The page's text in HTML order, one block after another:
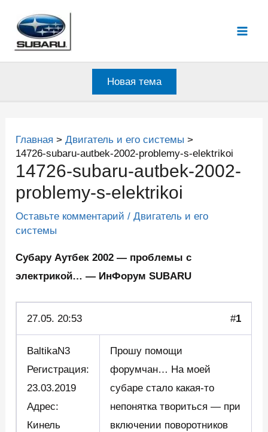
содержимому
Новая тема
Главная
Двигатель и его системы
14726-subaru-autbek-2002-problemy-s-elektrikoi
14726-subaru-autbek-2002-
problemy-s-elektrikoi
Оставьте комментарий /Двигатель и его
системы
Субару Аутбек 2002 — проблемы с
электрикой… — ИнФорум SUBARU
27.05. 20:53 #1
BaltikaN3
Регистрация:
23.03.2019
Адрес:
Кинель
Прошу помощи
форумчан… На моей
субаре стало какая-то
непонятка твориться — при
включении поворотников